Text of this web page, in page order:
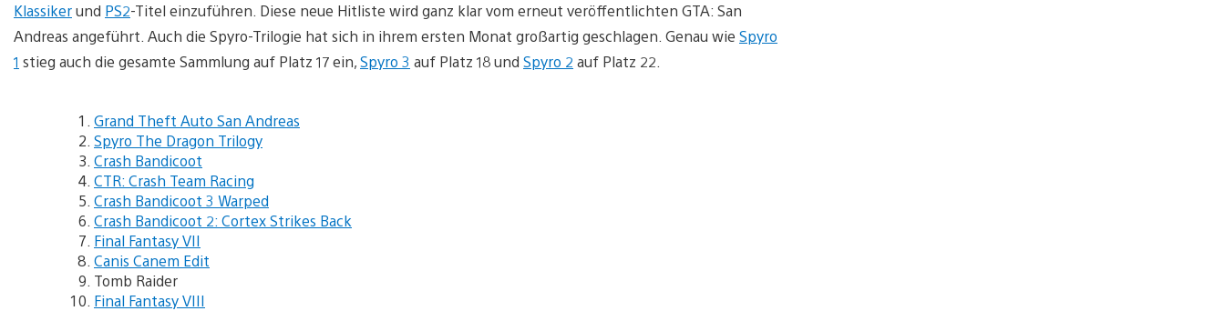
Klassikerund PS2-Titel einzuführen. Diese neue Hitliste wird ganz klar vom erneut veröffentlichten GTA: San
Andreas angeführt. Auch die Spyro-Trilogie hat sich in ihrem ersten Monat großartig geschlagen. Genau wie Spyro
1 stieg auch die gesamte Sammlung auf Platz 17 ein,Spyro 3 auf Platz 18 und Spyro 2 auf Platz 22.
Grand Theft Auto San Andreas
Spyro The Dragon Trilogy
Crash Bandicoot
CTR: Crash Team Racing
Crash Bandicoot 3 Warped
Crash Bandicoot 2: Cortex Strikes Back
Final Fantasy VII
Canis Canem Edit
Tomb Raider
Final Fantasy VIII